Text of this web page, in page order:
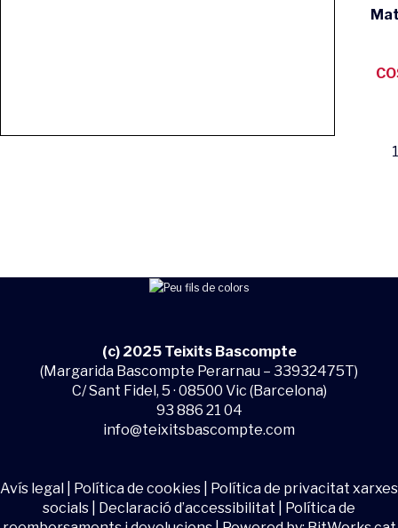
(c) 2025 Teixits Bascompte
(Margarida Bascompte Perarnau – 33932475T)
C/ Sant Fidel, 5 · 08500 Vic (Barcelona)
93 886 21 04
info@teixitsbascompte.com
Avís legal Política de cookies
Política de privacitat xarxes
socials
Declaració d’accessibilitat
Política de